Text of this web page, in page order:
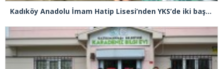
Kadıköy Anadolu İmam Hatip Lisesi’nden YKS’de iki başarı birden